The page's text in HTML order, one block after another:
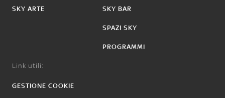
SKY ARTE SKY BAR
SPAZI SKY
PROGRAMMI
Link utili:
GESTIONE COOKIE